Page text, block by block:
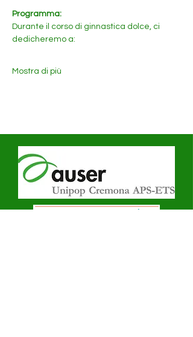
Programma:
Durante il corso di ginnastica dolce, ci
dedicheremo a:
Mostra di più